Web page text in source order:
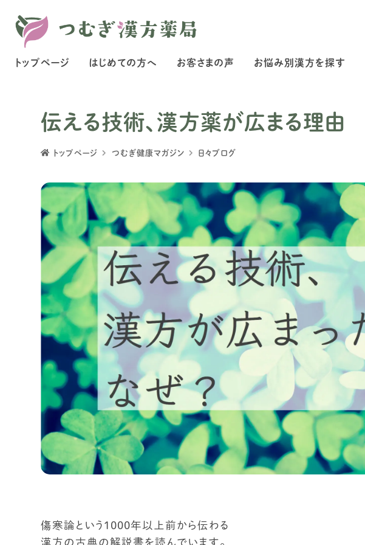
トップページ はじめての方へ お客さまの声 お悩み別漢方を探す
伝える技術、漢方薬が広まる理由
トップページ つむぎ健康マガジン 日々ブログ
傷寒論という１０００年以上前から伝わる
漢方の古典の解説書を読んでいます。